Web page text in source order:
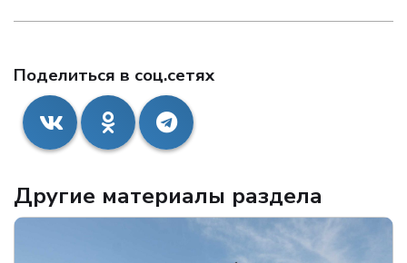
Поделиться в соц.сетях
Другие материалы раздела